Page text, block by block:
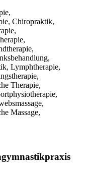
Chiropraktik,
Lymphtherapie,
Therapie,
Massage,